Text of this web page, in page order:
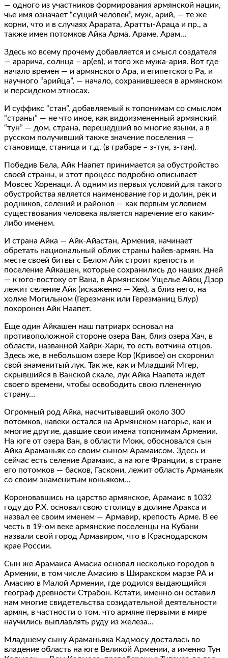
— одного из участников формирования армянской нации,
чье имя означает “сущий человек”, муж, арий, — те же
корни, что и в случаях Арарата, Аратты-Араца и пр., а
также имен потомков Айка Арма, Араме, Арам…
Здесь ко всему прочему добавляется и смысл создателя
— арарича, солнца – ар(ев), и того же мужа-ария. Вот где
начало времен — и армянского Ара, и египетского Ра, и
научного “арийца”, — начало, сохранившееся в армянском
и персидском этносах.
И суффикс “стан”, добавляемый к топонимам со смыслом
“страны” — не что иное, как видоизмененный армянский
“тун” — дом, страна, перешедший во многие языки, а в
русском получивший также значение поселения —
становище, станица и т.д. (в грабаре – з-тун, з-тан).
Победив Бела, Айк Наапет принимается за обустройство
своей страны, и этот процесс подробно описывает
Мовсес Хоренаци. А одним из первых условий для такого
обустройства является наименование гор и долин, рек и
родников, селений и районов — как первым условием
существования человека является наречение его каким-
либо именем.
И страна Айка — Айк-Айастан, Армения, начинает
обретать национальный облик страны hайев-армян. На
месте своей битвы с Белом Айк строит крепость и
поселение Айкашен, которые сохранились до наших дней
— к юго-востоку от Вана, в Армянском Ущелье Айоц Дзор
лежит селение Айк (искаженно — Хек), а близ него, на
холме Могильном (Герезманк или Герезманиц Блур)
похоронен Айк Наапет.
Еще один Айкашен наш патриарх основал на
противоположной стороне озера Ван, близ озера Хач, в
области, названной Хайрк-Харк, то есть вотчина отцов.
Здесь же, в небольшом озере Кор (Кривое) он схоронил
свой знаменитый лук. Так же, как и Младший Мгер,
скрывшийся в Ванской скале, лук Айка Наапета ждет
своего времени, чтобы освободить свою плененную
страну…
Огромный род Айка, насчитывавший около 300
потомков, навеки остался на Армянском нагорье, как и
многие другие, давшие свои имена топонимам Армении.
На юге от озера Ван, в области Мокк, обосновался сын
Айка Араманьяк со своим сыном Арамаисом. Здесь и
сейчас есть селение Арамаис, а на юге Франции, в стране
его потомков — басков, Гаскони, лежит область Арманьяк
со своим знаменитым коньяком…
Короновавшись на царство армянское, Арамаис в 1032
году до Р.Х. основал свою столицу в долине Аракса и
назвал ее своим именем — Армавир, крепость Арме. В ее
честь в 19-ом веке армянские поселенцы на Кубани
назвали свой город Армавиром, что в Краснодарском
крае России.
Сын же Арамаиса Амасиа основал несколько городов в
Армении, в том числе Амасию в Ширакском марзе РА и
Амасию в Малой Армении, где родился выдающийся
географ древности Страбон. Кстати, именно он оставил
нам многие свидетельства созидательной деятельности
армян, в частности о том, что армяне первыми в мире
научились выплавлять руду из железа…
Младшему сыну Араманьяка Кадмосу досталась во
владение область на юге Великой Армении, а именно Тун